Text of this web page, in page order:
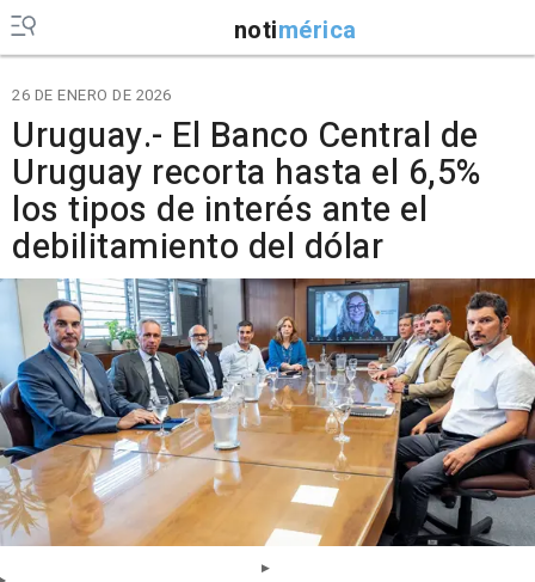
notimérica
26 DE ENERO DE 2026
Uruguay.- El Banco Central de
Uruguay recorta hasta el 6,5%
los tipos de interés ante el
debilitamiento del dólar